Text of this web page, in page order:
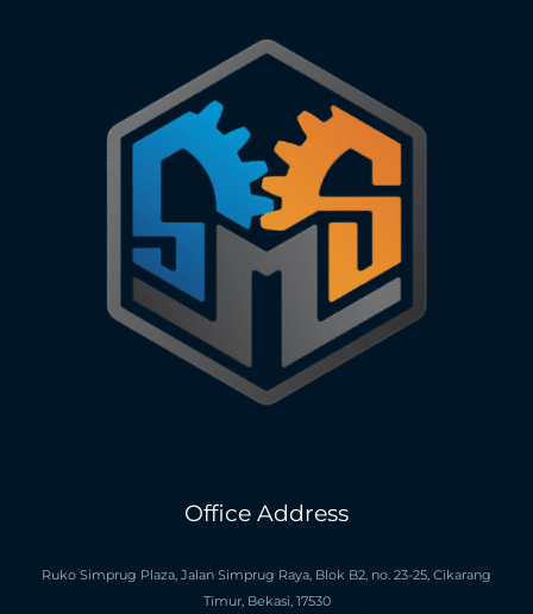
Office Address
Ruko Simprug Plaza, Jalan Simprug Raya, Blok B2, no. 23-25, Cikarang
Timur, Bekasi, 17530